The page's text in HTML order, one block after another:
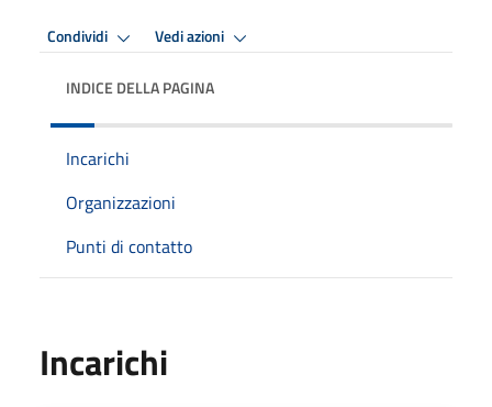
Condividi Vedi azioni
INDICE DELLA PAGINA
Incarichi
Organizzazioni
Punti di contatto
Incarichi